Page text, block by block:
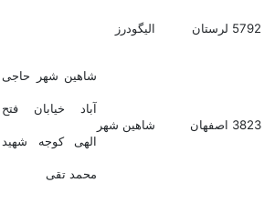
5792 لرستان الیگودرز
3823 اصفهان شاهین شهر
شاهین شهر حاجی
آباد خیابان فتح
الهی کوجه شهید
محمد تقی